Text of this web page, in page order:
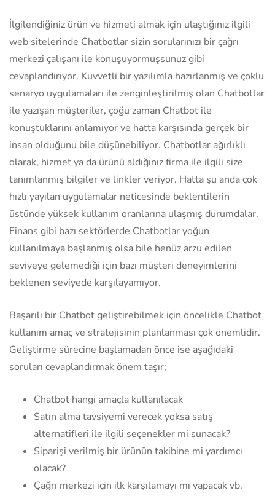
İlgilendiğiniz ürün ve hizmeti almak için ulaştığınız ilgili
web sitelerinde Chatbotlar sizin sorularınızı bir çağrı
merkezi çalışanı ile konuşuyormuşsunuz gibi
cevaplandırıyor. Kuvvetli bir yazılımla hazırlanmış ve çoklu
senaryo uygulamaları ile zenginleştirilmiş olan Chatbotlar
ile yazışan müşteriler, çoğu zaman Chatbot ile
konuştuklarını anlamıyor ve hatta karşısında gerçek bir
insan olduğunu bile düşünebiliyor. Chatbotlar ağırlıklı
olarak, hizmet ya da ürünü aldığınız firma ile ilgili size
tanımlanmış bilgiler ve linkler veriyor. Hatta şu anda çok
hızlı yayılan uygulamalar neticesinde beklentilerin
üstünde yüksek kullanım oranlarına ulaşmış durumdalar.
Finans gibi bazı sektörlerde Chatbotlar yoğun
kullanılmaya başlanmış olsa bile henüz arzu edilen
seviyeye gelemediği için bazı müşteri deneyimlerini
beklenen seviyede karşılayamıyor.
Başarılı bir Chatbot geliştirebilmek için öncelikle Chatbot
kullanım amaç ve stratejisinin planlanması çok önemlidir.
Geliştirme sürecine başlamadan önce ise aşağıdaki
soruları cevaplandırmak önem taşır;
Chatbot hangi amaçla kullanılacak
Satın alma tavsiyemi verecek yoksa satış
alternatifleri ile ilgili seçenekler mi sunacak?
Siparişi verilmiş bir ürünün takibine mi yardımcı
olacak?
Çağrı merkezi için ilk karşılamayı mı yapacak vb.